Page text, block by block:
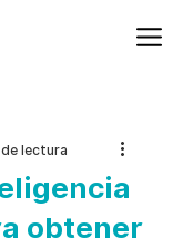
obtener
lectura